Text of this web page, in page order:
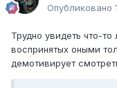
Опубликовано
Трудно увидеть что-
воспринятых оными
демотивирует